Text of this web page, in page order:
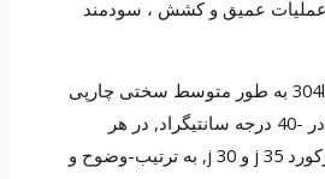
که در عملیات عمیق و کشش ، سودمند
انتقال به رفتار تأثیر, 304l به طور متوسط ​​سختی چارپی
را ارائه می دهد 40 j در -40 درجه سانتیگراد, در هر
صورت 304 و 304n رکورد 35 j و 30 j, به ترتیب-وضوح و